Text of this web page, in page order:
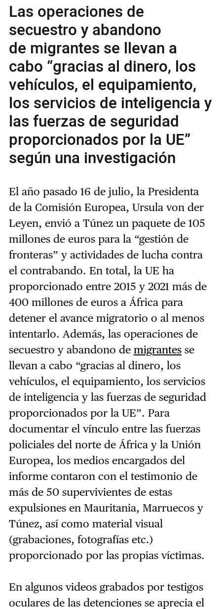
Las operaciones de
secuestro y abandono
de migrantes se llevan a
cabo “gracias al dinero, los
vehículos, el equipamiento,
los servicios de inteligencia y
las fuerzas de seguridad
proporcionados por la UE”
según una investigación
El año pasado 16 de julio, la Presidenta
de la Comisión Europea, Ursula von der
Leyen, envió a Túnez un paquete de 105
millones de euros para la “gestión de
fronteras” y actividades de lucha contra
el contrabando. En total, la UE ha
proporcionado entre 2015 y 2021 más de
400 millones de euros a África para
detener el avance migratorio o al menos
intentarlo. Además, las operaciones de
secuestro y abandono de migrantesse
llevan a cabo “gracias al dinero, los
vehículos, el equipamiento, los servicios
de inteligencia y las fuerzas de seguridad
proporcionados por la UE”. Para
documentar el vínculo entre las fuerzas
policiales del norte de África y la Unión
Europea, los medios encargados del
informe contaron con el testimonio de
más de 50 supervivientes de estas
expulsiones en Mauritania, Marruecos y
Túnez, así como material visual
(grabaciones, fotografías etc.)
proporcionado por las propias víctimas.
En algunos videos grabados por testigos
oculares de las detenciones se aprecia el